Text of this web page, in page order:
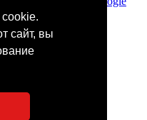
сайт, вы
Telegram»